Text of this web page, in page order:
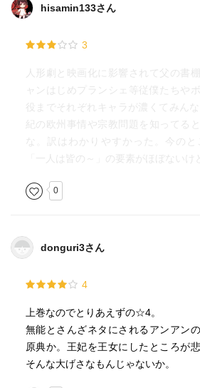
hisamin133さん
3
人形劇と映画化に影響されて父の書
ャンはじめプランシェ等従僕たちや
役までそれぞれキャラが濃くてみん
紀の欧州事情や宗教問題を知ってる
な。訳はわかりやすかった。今のと
「一人は皆の～」の要素がほぼないけ
0
donguri3さん
4
上巻なのでとりあえずの☆4。
無能とさんざネタにされるアンアン
原典か。王妃を王女にしたところが
そんな大げさなもんじゃないか。